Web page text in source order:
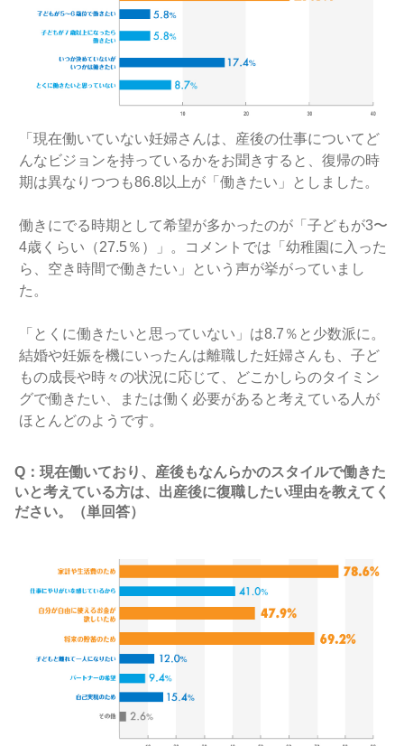
「現在働いていない妊婦さんは、産後の仕事についてど
んなビジョンを持っているかをお聞きすると、復帰の時
期は異なりつつも86.8以上が「働きたい」としました。
働きにでる時期として希望が多かったのが「子どもが3〜
4歳くらい（27.5％）」。コメントでは「幼稚園に入った
ら、空き時間で働きたい」という声が挙がっていまし
た。
「とくに働きたいと思っていない」は8.7％と少数派に。
結婚や妊娠を機にいったんは離職した妊婦さんも、子ど
もの成長や時々の状況に応じて、どこかしらのタイミン
グで働きたい、または働く必要があると考えている人が
ほとんどのようです。
Q：現在働いており、産後もなんらかのスタイルで働きた
いと考えている方は、出産後に復職したい理由を教えてく
ださい。（単回答）